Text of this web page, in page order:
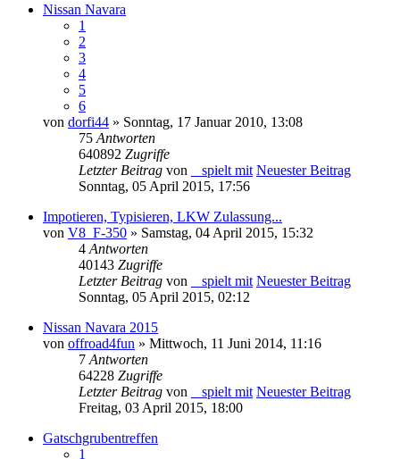
Nissan Navara
1
2
3
4
5
6
von dorfi44 » Sonntag, 17 Januar 2010, 13:08
75 Antworten
640892 Zugriffe
Letzter Beitrag von _ spielt mit Neuester Beitrag
Sonntag, 05 April 2015, 17:56
Impotieren, Typisieren, LKW Zulassung...
von V8_F-350 » Samstag, 04 April 2015, 15:32
4 Antworten
40143 Zugriffe
Letzter Beitrag von _ spielt mit Neuester Beitrag
Sonntag, 05 April 2015, 02:12
Nissan Navara 2015
von offroad4fun » Mittwoch, 11 Juni 2014, 11:16
7 Antworten
64228 Zugriffe
Letzter Beitrag von _ spielt mit Neuester Beitrag
Freitag, 03 April 2015, 18:00
Gatschgrubentreffen
1